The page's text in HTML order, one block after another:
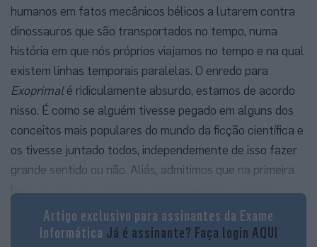
humanos em fatos mecânicos bélicos a lutarem contra
dinossauros que são transportados no tempo, numa
história em que nós próprios viajamos no tempo e na qual
existem linhas temporais paralelas. O enredo para
Exoprimalé ridiculamente absurdo, estamos de acordo
nisso. É como se alguém tivesse pegado em alguns dos
conceitos mais populares do mundo da ficção científica e
os tivesse juntado todos, independemente de isso fazer
grande sentido ou não. Aliás, admitimos que na primeira
–‘mas o que raio se passa aqui?’. Aquilo que assimilamos
num instante é que temos de matar dinossauros, a torto
Artigo exclusivo para assinantes da Exame
Informática Já é assinante? Faça login AQUI